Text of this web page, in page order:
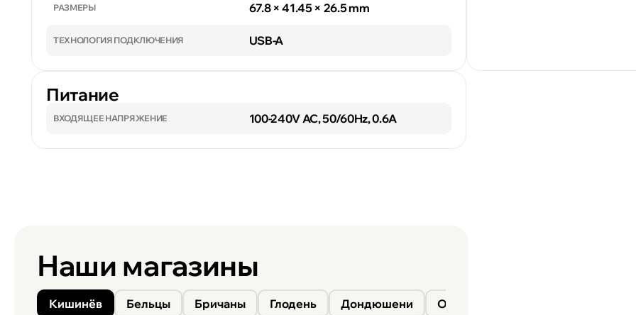
РАЗМЕРЫ 67.8 × 41.45 × 26.5 mm
ТЕХНОЛОГИЯ ПОДКЛЮЧЕНИЯ USB-A
Питание
ВХОДЯЩЕЕ НАПРЯЖЕНИЕ 100-240V AC, 50/60Hz, 0.6A
Наши магазины
Кишинёв Бельцы Бричаны Глодень Дондюшени Окница